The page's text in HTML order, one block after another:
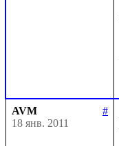
AVM
#
18 янв. 2011